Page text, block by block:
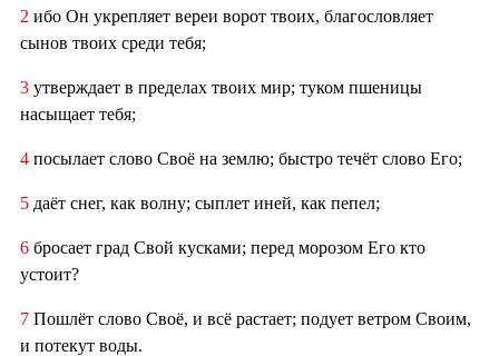
2 ибо Он укрепляет вереи ворот твоих, благословляет
сынов твоих среди тебя;
3 утверждает в пределах твоих мир; туком пшеницы
насыщает тебя;
4 посылает слово Своё на землю; быстро течёт слово Его;
5 даёт снег, как волну; сыплет иней, как пепел;
6 бросает град Свой кусками; перед морозом Его кто
устоит?
7 Пошлёт слово Своё, и всё растает; подует ветром Своим,
и потекут воды.